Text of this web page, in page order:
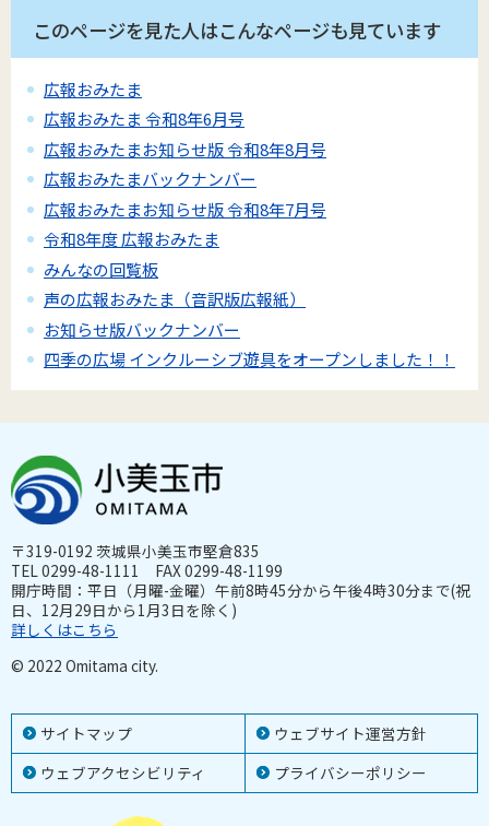
このページを見た人はこんなページも見ています
広報おみたま
広報おみたま 令和8年6月号
広報おみたまお知らせ版 令和8年8月号
広報おみたまバックナンバー
広報おみたまお知らせ版 令和8年7月号
令和8年度 広報おみたま
みんなの回覧板
声の広報おみたま（音訳版広報紙）
お知らせ版バックナンバー
四季の広場 インクルーシブ遊具をオープンしました！！
サイトマップ
ウェブサイト運営方針
ウェブアクセシビリティ
プライバシーポリシー
〒319-0192 茨城県小美玉市堅倉835
TEL 0299-48-1111 FAX 0299-48-1199
開庁時間：平日（月曜-金曜）午前8時45分から午後4時30分まで(祝
日、12月29日から1月3日を除く)
詳しくはこちら
© 2022 Omitama city.